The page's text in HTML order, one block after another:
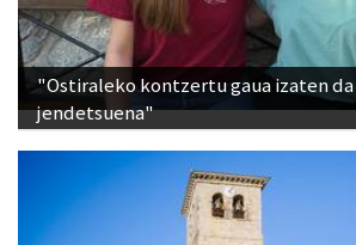
"Ostiraleko kontzertu gaua izaten
jendetsuena"